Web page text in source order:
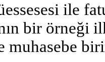
ile
bir örneği